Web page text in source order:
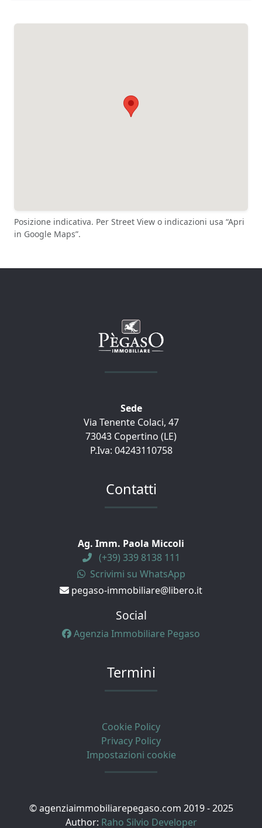
Posizione indicativa. Per Street View o indicazioni usa “Apri
in Google Maps”.
Sede
Via Tenente Colaci, 47
73043 Copertino (LE)
P.Iva: 04243110758
Contatti
Ag. Imm. Paola Miccoli
(+39) 339 8138 111
Scrivimi su WhatsApp
pegaso-immobiliare@libero.it
Social
Agenzia Immobiliare Pegaso
Termini
Cookie Policy
Privacy Policy
Impostazioni cookie
© agenziaimmobiliarepegaso.com 2019 - 2025
Author: Raho Silvio Developer